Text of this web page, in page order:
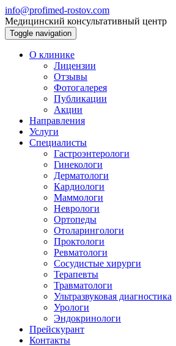
info@profimed-rostov.com
Медицинский консультативный центр
Toggle navigation
О клинике
Лицензии
Отзывы
Фотогалерея
Публикации
Акции
Направления
Услуги
Специалисты
Гастроэнтерологи
Гинекологи
Дерматологи
Кардиологи
Маммологи
Неврологи
Ортопеды
Отоларингологи
Проктологи
Ревматологи
Сосудистые хирурги
Терапевты
Травматологи
Ультразвуковая диагностика
Урологи
Эндокринологи
Прейскурант
Контакты